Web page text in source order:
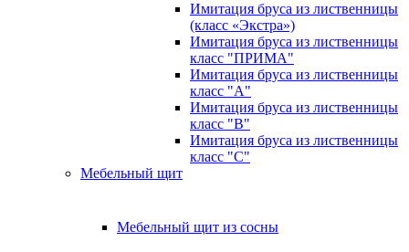
Имитация бруса из лиственницы
(класс «Экстра»)
Имитация бруса из лиственницы
класс "ПРИМА"
Имитация бруса из лиственницы
класс "А"
Имитация бруса из лиственницы
класс "B"
Имитация бруса из лиственницы
класс "C"
Мебельный щит
Мебельный щит из сосны